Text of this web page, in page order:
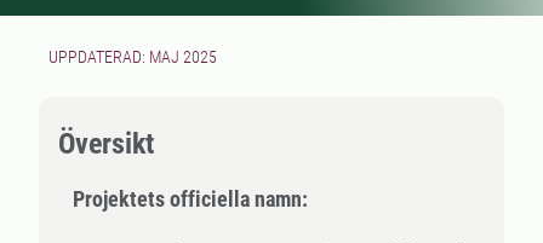
UPPDATERAD: MAJ 2025
Översikt
Projektets officiella namn: